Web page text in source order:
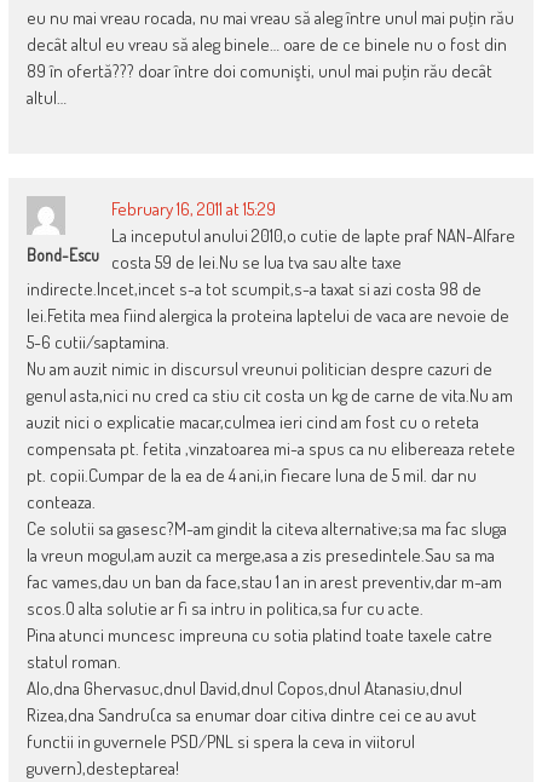
eu nu mai vreau rocada, nu mai vreau să aleg între unul mai puţin rău
decât altul eu vreau să aleg binele… oare de ce binele nu o fost din
89 în ofertă??? doar între doi comunişti, unul mai puţin rău decât
altul…
Bond-Escu
February 16, 2011 at 15:29
La inceputul anului 2010,o cutie de lapte praf NAN-Alfare
costa 59 de lei.Nu se lua tva sau alte taxe
indirecte.Incet,incet s-a tot scumpit,s-a taxat si azi costa 98 de
lei.Fetita mea fiind alergica la proteina laptelui de vaca are nevoie de
5-6 cutii/saptamina.
Nu am auzit nimic in discursul vreunui politician despre cazuri de
genul asta,nici nu cred ca stiu cit costa un kg de carne de vita.Nu am
auzit nici o explicatie macar,culmea ieri cind am fost cu o reteta
compensata pt. fetita ,vinzatoarea mi-a spus ca nu elibereaza retete
pt. copii.Cumpar de la ea de 4 ani,in fiecare luna de 5 mil. dar nu
conteaza.
Ce solutii sa gasesc?M-am gindit la citeva alternative;sa ma fac sluga
la vreun mogul,am auzit ca merge,asa a zis presedintele.Sau sa ma
fac vames,dau un ban da face,stau 1 an in arest preventiv,dar m-am
scos.O alta solutie ar fi sa intru in politica,sa fur cu acte.
Pina atunci muncesc impreuna cu sotia platind toate taxele catre
statul roman.
Alo,dna Ghervasuc,dnul David,dnul Copos,dnul Atanasiu,dnul
Rizea,dna Sandru(ca sa enumar doar citiva dintre cei ce au avut
functii in guvernele PSD/PNL si spera la ceva in viitorul
guvern),desteptarea!